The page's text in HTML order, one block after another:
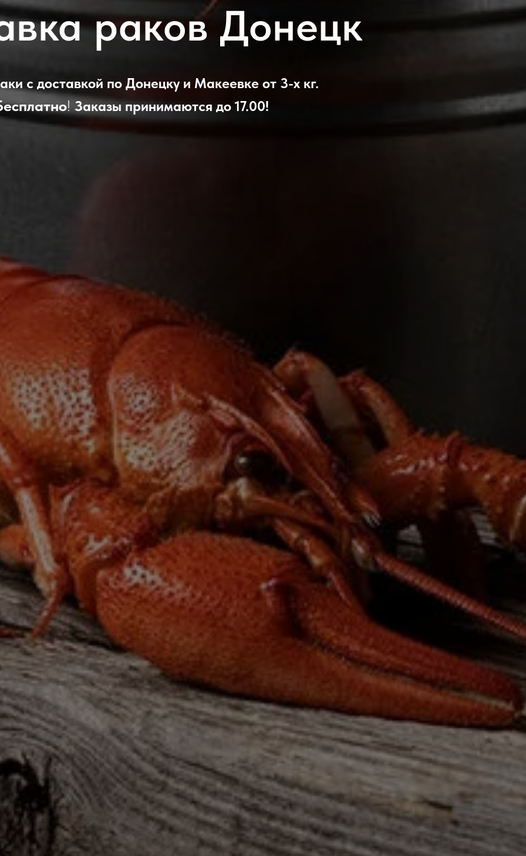
раков Донецк
с доставкой по Донецку и Макеевке от 3-х кг.
! Заказы принимаются до 17.00!